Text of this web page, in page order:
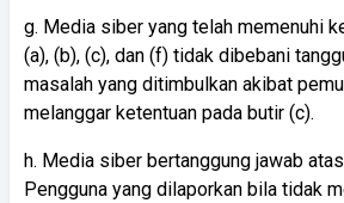
g. Media siber yang telah memenuhi
(a), (b), (c), dan (f) tidak dibebani
masalah yang ditimbulkan akibat
melanggar ketentuan pada butir (c).
h. Media siber bertanggung jawab
Pengguna yang dilaporkan bila tidak